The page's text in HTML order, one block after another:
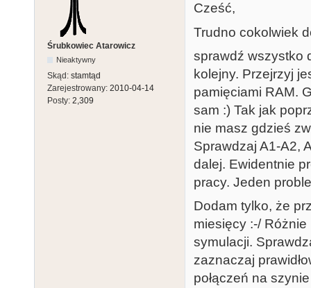
Śrubkowiec Atarowicz
Nieaktywny
Skąd: stamtąd
Zarejestrowany: 2010-04-14
Posty: 2,309
Cześć,
Trudno cokolwiek
sprawdź wszystko
kolejny. Przejrzyj
pamięciami RAM.
sam :) Tak jak
nie masz gdzieś
Sprawdzaj A1-A2,
dalej. Ewidentnie
pracy. Jeden
Dodam tylko, że
miesięcy :-/
symulacji.
zaznaczaj
połączeń na